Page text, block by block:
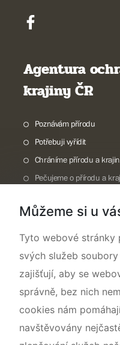
Agentura
krajiny ČR
Poznávám přírodu
Potřebuji vyřídit
Chráníme přírodu a
Pečujeme o přírodu a
O nás
Můžeme si u
Tyto webové
svých služeb
zajišťují, aby se
správně, bez nich
cookies nám
navštěvovány